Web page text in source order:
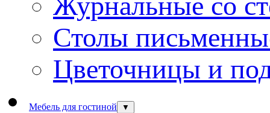
Столы
Цветочницы и
Мебель для гостиной ▼